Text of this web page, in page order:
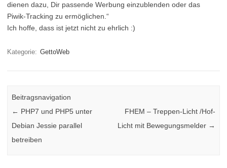
dienen dazu, Dir passende Werbung einzublenden oder das
Piwik-Tracking zu ermöglichen.“
Ich hoffe, dass ist jetzt nicht zu ehrlich :)
Kategorie: GettoWeb
Beitragsnavigation
← PHP7 und PHP5 unter
Debian Jessie parallel
betreiben
FHEM – Treppen-Licht /Hof-
Licht mit Bewegungsmelder →